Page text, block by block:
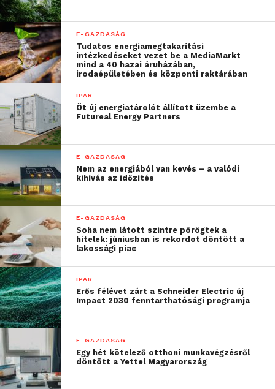
E-GAZDASÁG
Tudatos energiamegtakarítási
intézkedéseket vezet be a MediaMarkt
mind a 40 hazai áruházában,
irodaépületében és központi raktárában
IPAR
Öt új energiatárolót állított üzembe a
Futureal Energy Partners
E-GAZDASÁG
Nem az energiából van kevés – a valódi
kihívás az időzítés
E-GAZDASÁG
Soha nem látott szintre pörögtek a
hitelek: júniusban is rekordot döntött a
lakossági piac
IPAR
Erős félévet zárt a Schneider Electric új
Impact 2030 fenntarthatósági programja
E-GAZDASÁG
Egy hét kötelező otthoni munkavégzésről
döntött a Yettel Magyarország